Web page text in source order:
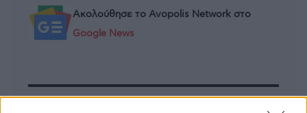
Ακολούθησε το Avopolis Network στο
Google News